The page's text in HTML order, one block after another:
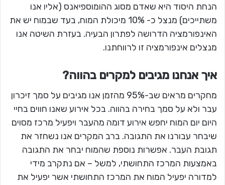
הנחת היסוד היא שאדם מסוג ההומוספיאנס (אליו אנו
משתייכים) מנצל כ- 10% מיכולת המוח, בעד שבמוח יש את
האינפורמציה הדרושה לפתרון הבעיה. בעזרת השיטה אנו
מנצלים אינפורמציה זו לרווחתנו.
איך אנחנו מגיבים למקרים בהווה?
מחקרים מראים שב-95% מהזמן אנו מגיבים על סמך זיכרון
עבר ולא על סמך בחירה בהווה. בכל אירוע שאנו חווים בחיי
היום יום המוח יחפש אירוע דומה מהעבר ויפעיל מרכז מסוים
שיבחר עבורנו את התגובה. ברב המקרים אנו נשחזר את
תגובת העבר. אפשרות נוספת שהמוח יבחר את התגובה
באמצעות המרכז התחושתי, למשל – אם נתקרב מידי
למדורה יפעיל המוח את המרכז התחושתי אשר יפעיל את